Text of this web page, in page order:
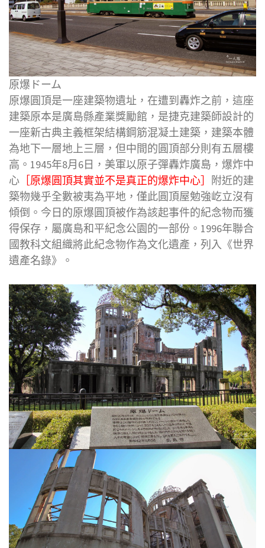
原爆ドーム
原爆圓頂是一座建築物遺址，在遭到轟炸之前，這座
建築原本是廣島縣產業獎勵館，是捷克建築師設計的
一座新古典主義框架結構鋼筋混凝土建築，建築本體
為地下一層地上三層，但中間的圓頂部分則有五層樓
高。1945年8月6日，美軍以原子彈轟炸廣島，爆炸中
心 ［原爆圓頂其實並不是真正的爆炸中心］ 附近的建
築物幾乎全數被夷為平地，僅此圓頂屋勉強屹立沒有
傾倒。今日的原爆圓頂被作為該起事件的紀念物而獲
得保存，屬廣島和平紀念公園的一部份。1996年聯合
國教科文組織將此紀念物作為文化遺產，列入《世界
遺產名錄》。